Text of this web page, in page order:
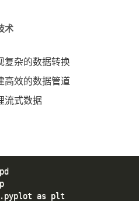
术
复杂的数据转换
高效的数据管道
流式数据
as plt